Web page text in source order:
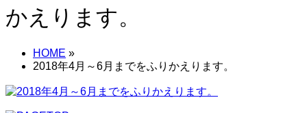
かえります。
HOME »
2018年4月～6月までをふりかえります。